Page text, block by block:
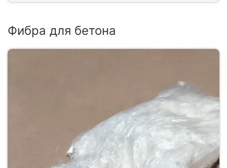
Фибра для бетона